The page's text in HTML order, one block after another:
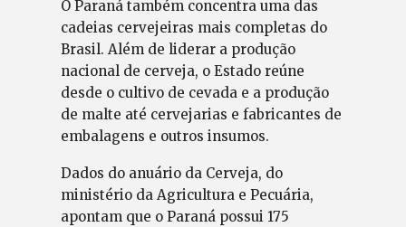
O Paraná também concentra uma das
cadeias cervejeiras mais completas do
Brasil. Além de liderar a produção
nacional de cerveja, o Estado reúne
desde o cultivo de cevada e a produção
de malte até cervejarias e fabricantes de
embalagens e outros insumos.
Dados do anuário da Cerveja, do
ministério da Agricultura e Pecuária,
apontam que o Paraná possui 175